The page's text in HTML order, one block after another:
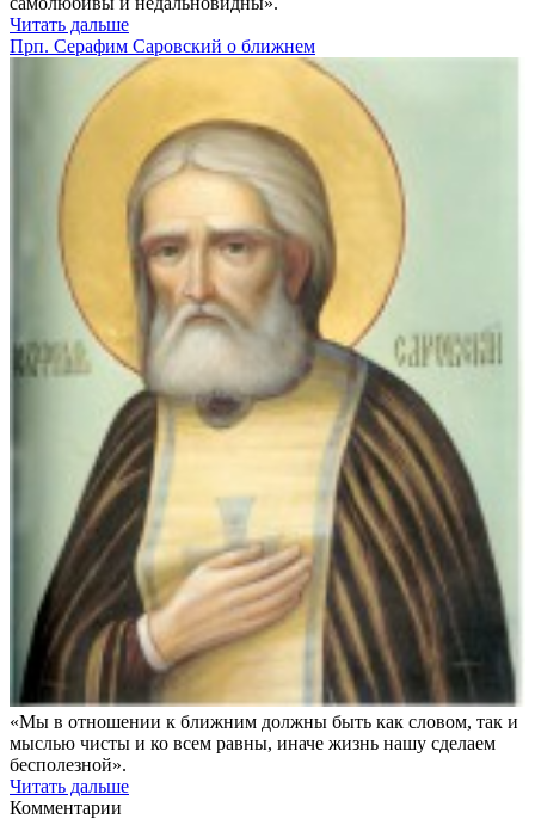
Читать дальше
Прп. Серафим Саровский о ближнем
«Мы в отношении к ближним должны быть как словом, так и
мыслью чисты и ко всем равны, иначе жизнь нашу сделаем
бесполезной».
Читать дальше
Комментарии